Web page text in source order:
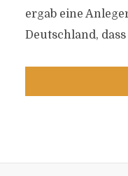
ergab eine
Deutschland,